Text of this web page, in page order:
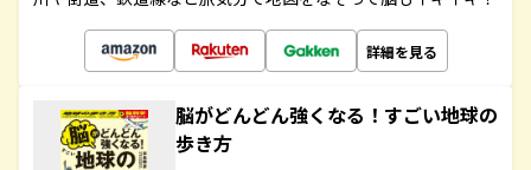
詳細を見る
脳がどんどん強くなる！すごい地球の
歩き方